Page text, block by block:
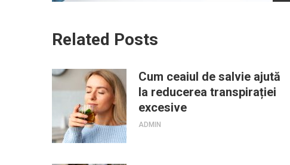
Related Posts
Cum ceaiul de salvie ajută
la reducerea transpirației
excesive
ADMIN